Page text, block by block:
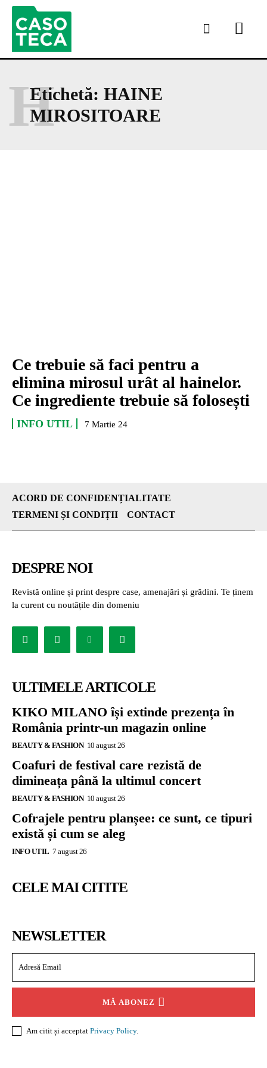
Etichetă: HAINE
MIROSITOARE
H
Ce trebuie să faci pentru a
elimina mirosul urât al hainelor.
Ce ingrediente trebuie să folosești
INFO UTIL 7 Martie 24
ACORD DE CONFIDENȚIALITATE
TERMENI ȘI CONDIȚII
CONTACT
DESPRE NOI
Revistă online și print despre case, amenajări și grădini. Te ținem
la curent cu noutățile din domeniu
ULTIMELE ARTICOLE
KIKO MILANO își extinde prezența în
România printr-un magazin online
BEAUTY & FASHION 10 august 26
Coafuri de festival care rezistă de
dimineața până la ultimul concert
BEAUTY & FASHION 10 august 26
Cofrajele pentru planșee: ce sunt, ce tipuri
există și cum se aleg
INFO UTIL 7 august 26
CELE MAI CITITE
NEWSLETTER
MĂ ABONEZ
Am citit și acceptat Privacy Policy.